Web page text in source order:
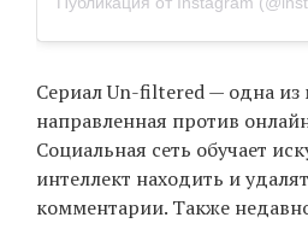
Сериал Un-filtered — одна из
направленная против
Социальная сеть обучает
интеллект находить и
комментарии. Также